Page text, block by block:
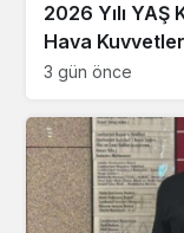
2026 Yılı YAŞ
Hava
3 gün önce